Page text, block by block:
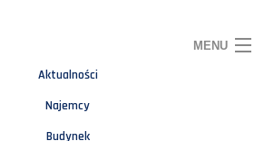
MENU
Aktualności
Najemcy
Budynek
U NAS